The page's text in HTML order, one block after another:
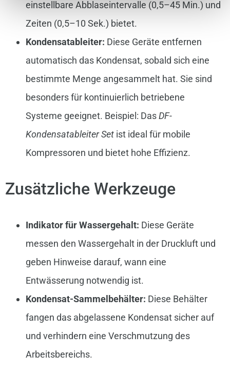
einstellbare Abblaseintervalle (0,5–45 Min.) und
Zeiten (0,5–10 Sek.) bietet.
Kondensatableiter: Diese Geräte entfernen
automatisch das Kondensat, sobald sich eine
bestimmte Menge angesammelt hat. Sie sind
besonders für kontinuierlich betriebene
Systeme geeignet. Beispiel: DasDF-
Kondensatableiter Setist ideal für mobile
Kompressoren und bietet hohe Effizienz.
Zusätzliche Werkzeuge
Indikator für Wassergehalt: Diese Geräte
messen den Wassergehalt in der Druckluft und
geben Hinweise darauf, wann eine
Entwässerung notwendig ist.
Kondensat-Sammelbehälter: Diese Behälter
fangen das abgelassene Kondensat sicher auf
und verhindern eine Verschmutzung des
Arbeitsbereichs.